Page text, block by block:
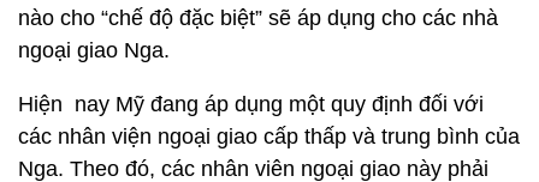
nào cho “chế độ đặc biệt” sẽ áp dụng cho các nhà
ngoại giao Nga.
Hiện nay Mỹ đang áp dụng một quy định đối với
các nhân viện ngoại giao cấp thấp và trung bình của
Nga. Theo đó, các nhân viên ngoại giao này phải